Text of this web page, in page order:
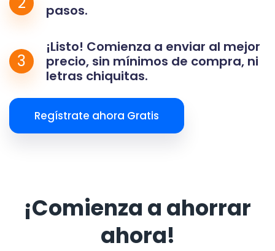
pasos.
3
¡Listo! Comienza a enviar al mejor
precio, sin mínimos de compra, ni
letras chiquitas.
Regístrate ahora Gratis
¡Comienza a ahorrar
ahora!